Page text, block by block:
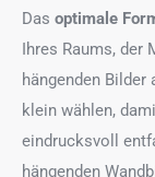
Das optimale
Ihres Raums, der
hängenden
klein wählen,
eindrucksvoll
hängenden